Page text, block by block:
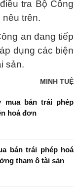
tra Bộ Công
trên.
an đang tiếp
dụng các biện
sản.
MINH TUỆ
mua bán trái phép
hoá đơn
bán trái phép hoá
tham ô tài sản